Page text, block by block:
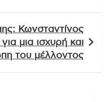
Κωνσταντίνος
μια ισχυρή και
του μέλλοντος